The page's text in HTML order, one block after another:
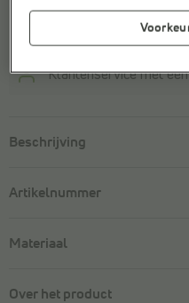
Veilig online betalen
Gratis retournerenmet
Klantenservice met
Beschrijving
Artikelnummer
Materiaal
Over het product